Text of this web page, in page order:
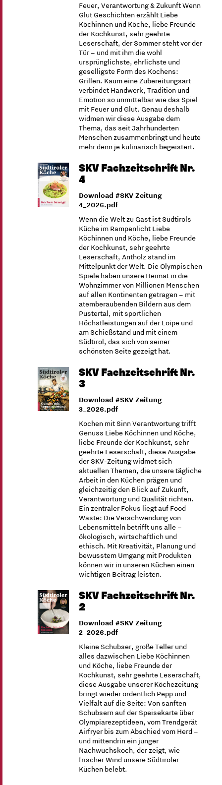
Feuer, Verantwortung & Zukunft Wenn
Glut Geschichten erzählt Liebe
Köchinnen und Köche, liebe Freunde
der Kochkunst, sehr geehrte
Leserschaft, der Sommer steht vor der
Tür – und mit ihm die wohl
ursprünglichste, ehrlichste und
geselligste Form des Kochens:
Grillen. Kaum eine Zubereitungsart
verbindet Handwerk, Tradition und
Emotion so unmittelbar wie das Spiel
mit Feuer und Glut. Genau deshalb
widmen wir diese Ausgabe dem
Thema, das seit Jahrhunderten
Menschen zusammenbringt und heute
mehr denn je kulinarisch begeistert.
SKV Fachzeitschrift Nr.
4
Download #SKV Zeitung
4_2026.pdf
Wenn die Welt zu Gast ist Südtirols
Küche im Rampenlicht Liebe
Köchinnen und Köche, liebe Freunde
der Kochkunst, sehr geehrte
Leserschaft, Antholz stand im
Mittelpunkt der Welt. Die Olympischen
Spiele haben unsere Heimat in die
Wohnzimmer von Millionen Menschen
auf allen Kontinenten getragen – mit
atemberaubenden Bildern aus dem
Pustertal, mit sportlichen
Höchstleistungen auf der Loipe und
am Schießstand und mit einem
Südtirol, das sich von seiner
schönsten Seite gezeigt hat.
SKV Fachzeitschrift Nr.
3
Download #SKV Zeitung
3_2026.pdf
Kochen mit Sinn Verantwortung trifft
Genuss Liebe Köchinnen und Köche,
liebe Freunde der Kochkunst, sehr
geehrte Leserschaft, diese Ausgabe
der SKV-Zeitung widmet sich
aktuellen Themen, die unsere tägliche
Arbeit in den Küchen prägen und
gleichzeitig den Blick auf Zukunft,
Verantwortung und Qualität richten.
Ein zentraler Fokus liegt auf Food
Waste: Die Verschwendung von
Lebensmitteln betrifft uns alle –
ökologisch, wirtschaftlich und
ethisch. Mit Kreativität, Planung und
bewusstem Umgang mit Produkten
können wir in unseren Küchen einen
wichtigen Beitrag leisten.
SKV Fachzeitschrift Nr.
2
Download #SKV Zeitung
2_2026.pdf
Kleine Schubser, große Teller und
alles dazwischen Liebe Köchinnen
und Köche, liebe Freunde der
Kochkunst, sehr geehrte Leserschaft,
diese Ausgabe unserer Köchezeitung
bringt wieder ordentlich Pepp und
Vielfalt auf die Seite: Von sanften
Schubsern auf der Speisekarte über
Olympiarezeptideen, vom Trendgerät
Airfryer bis zum Abschied vom Herd –
und mittendrin ein junger
Nachwuchskoch, der zeigt, wie
frischer Wind unsere Südtiroler
Küchen belebt.